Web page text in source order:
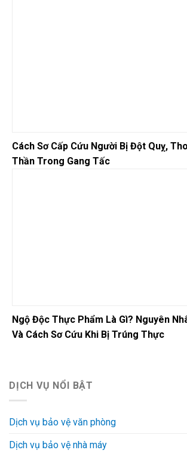
Cách Sơ Cấp Cứu Người Bị Đột Quỵ,
Thần Trong Gang Tấc
Ngộ Độc Thực Phẩm Là Gì? Nguyên
Và Cách Sơ Cứu Khi Bị Trúng Thực
DỊCH VỤ NỔI BẬT
Dịch vụ bảo vệ văn phòng
Dịch vụ bảo vệ nhà máy